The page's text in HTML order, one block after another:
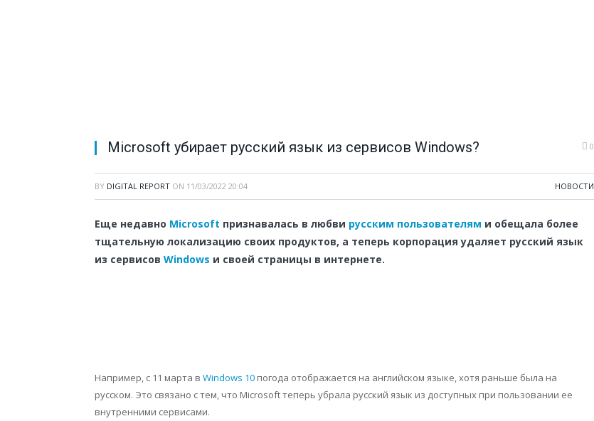
Microsoft убирает русский язык из сервисов Windows? 0
BY DIGITAL REPORT ON 11/03/2022 20:04 НОВОСТИ
Еще недавно Microsoft признавалась в любви русским пользователям и обещала более
тщательную локализацию своих продуктов, а теперь корпорация удаляет русский язык
из сервисов Windows и своей страницы в интернете.
Например, с 11 марта в Windows 10 погода отображается на английском языке, хотя раньше была на
русском. Это связано с тем, что Microsoft теперь убрала русский язык из доступных при пользовании ее
внутренними сервисами.